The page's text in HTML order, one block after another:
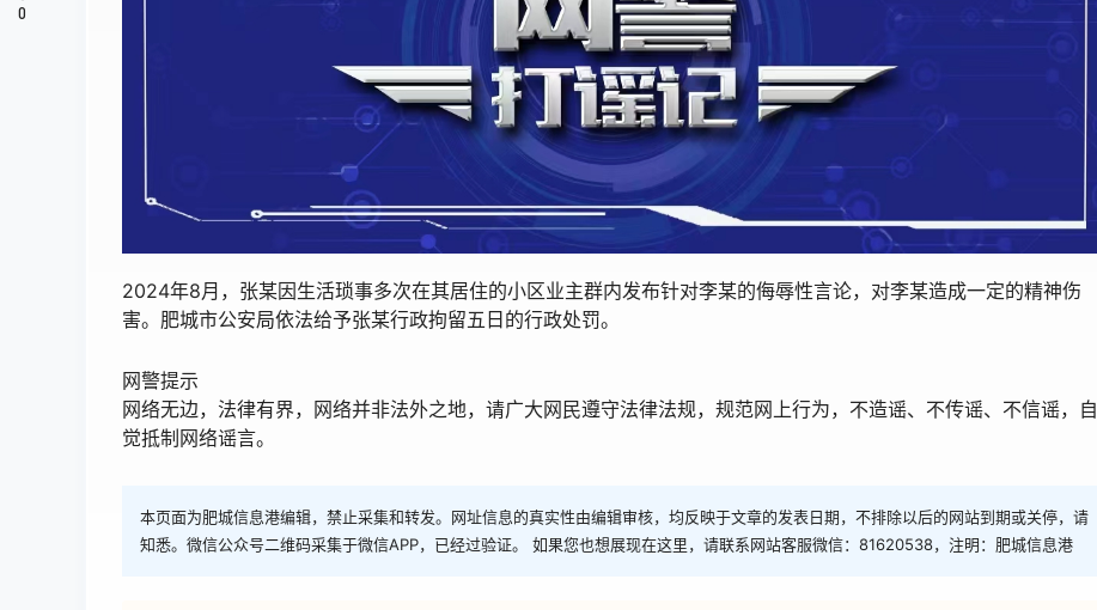
2024年8月，张某因生活琐事多次在其居住的小区业主群内发布针对李某的侮辱性言论，对李某造成一定的精神伤
害。肥城市公安局依法给予张某行政拘留五日的行政处罚。
网警提示
网络无边，法律有界，网络并非法外之地，请广大网民遵守法律法规，规范网上行为，不造谣、不传谣、不信谣，自
觉抵制网络谣言。
本页面为肥城信息港编辑，禁止采集和转发。网址信息的真实性由编辑审核，均反映于文章的发表日期，不排除以后的网站到期或关停，请
知悉。微信公众号二维码采集于微信APP，已经过验证。 如果您也想展现在这里，请联系网站客服微信：81620538，注明：肥城信息港
0